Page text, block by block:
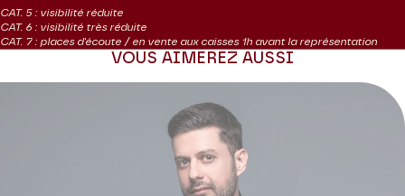
sensibles.
Production Théâtre des Champs-Élysées
CAT. 5 : visibilité réduite
CAT. 6 : visibilité très réduite
CAT. 7 : places d'écoute / en vente aux caisses 1h avant la représentation
VOUS AIMEREZ AUSSI